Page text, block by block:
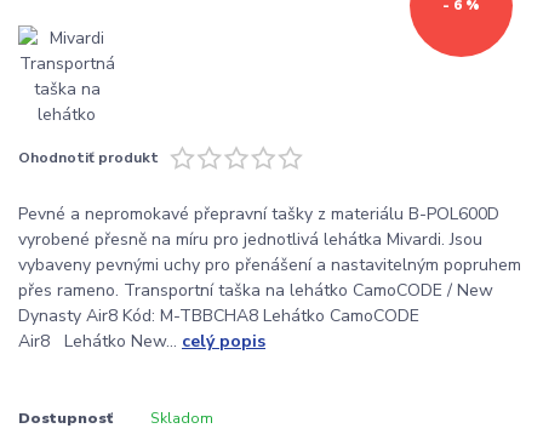
- 6 %
Ohodnotiť produkt
Pevné a nepromokavé přepravní tašky z materiálu B-POL600D
vyrobené přesně na míru pro jednotlivá lehátka Mivardi. Jsou
vybaveny pevnými uchy pro přenášení a nastavitelným popruhem
přes rameno. Transportní taška na lehátko CamoCODE / New
Dynasty Air8 Kód: M-TBBCHA8 Lehátko CamoCODE
Air8 Lehátko New... celý popis
Dostupnosť Skladom